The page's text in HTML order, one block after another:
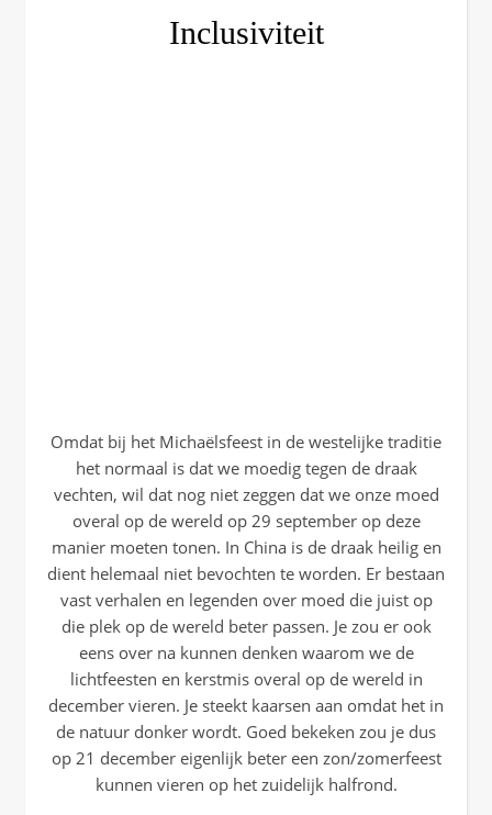
Inclusiviteit
Omdat bij het Michaëlsfeest in de westelijke traditie
het normaal is dat we moedig tegen de draak
vechten, wil dat nog niet zeggen dat we onze moed
overal op de wereld op 29 september op deze
manier moeten tonen. In China is de draak heilig en
dient helemaal niet bevochten te worden. Er bestaan
vast verhalen en legenden over moed die juist op
die plek op de wereld beter passen. Je zou er ook
eens over na kunnen denken waarom we de
lichtfeesten en kerstmis overal op de wereld in
december vieren. Je steekt kaarsen aan omdat het in
de natuur donker wordt. Goed bekeken zou je dus
op 21 december eigenlijk beter een zon/zomerfeest
kunnen vieren op het zuidelijk halfrond.